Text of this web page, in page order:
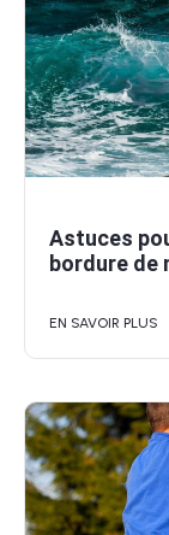
Astuces
bordure de
EN SAVOIR PLUS